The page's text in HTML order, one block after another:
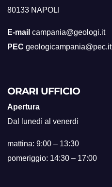
80133 NAPOLI
E-mail campania@geologi.it
PEC geologicampania@pec.it
ORARI UFFICIO
Apertura
Dal lunedì al venerdì
mattina: 9:00 – 13:30
pomeriggio: 14:30 – 17:00